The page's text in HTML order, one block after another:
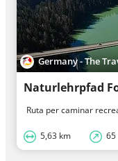
Germany - The
Naturlehrpfad
Ruta per caminar
5,63 km 65